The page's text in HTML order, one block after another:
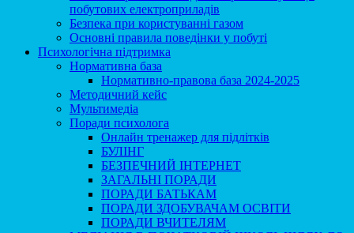
побутових електроприладів
Безпека при користуваннi газом
Основні правила поведінки у побуті
Психологічна підтримка
Нормативна база
Нормативно-правова база 2024-2025
Методичний кейс
Мультимедіа
Поради психолога
Онлайн тренажер для підлітків
БУЛІНГ
БЕЗПЕЧНИЙ ІНТЕРНЕТ
ЗАГАЛЬНІ ПОРАДИ
ПОРАДИ БАТЬКАМ
ПОРАДИ ЗДОБУВАЧАМ ОСВІТИ
ПОРАДИ ВЧИТЕЛЯМ